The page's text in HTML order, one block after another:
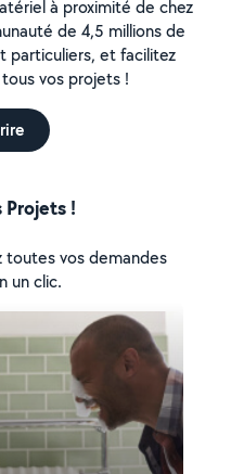
à proximité de chez
de 4,5 millions de
particuliers, et facilitez
vos projets !
Projets !
toutes vos demandes
un clic.